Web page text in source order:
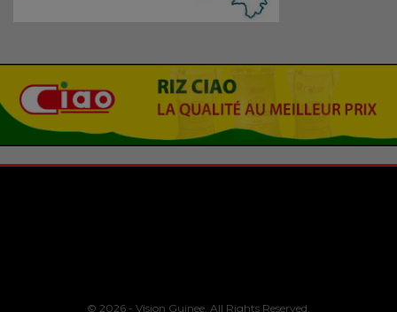
© 2026 - Vision Guinee. All Rights Reserved.